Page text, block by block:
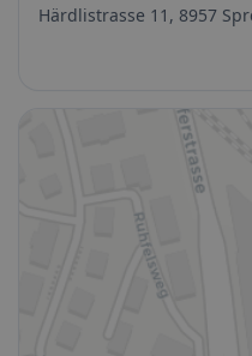
Härdlistrasse 11, 8957